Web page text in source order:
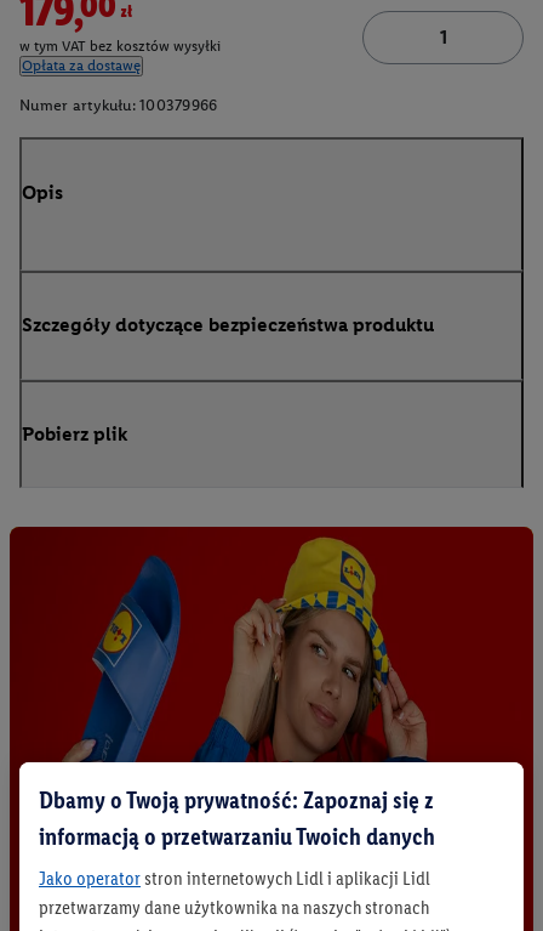
w tym VAT bez kosztów wysyłki
Opłata za dostawę
Numer artykułu: 100379966
Opis
Szczegóły dotyczące bezpieczeństwa produktu
Pobierz plik
Dbamy o Twoją prywatność: Zapoznaj się z
informacją o przetwarzaniu Twoich danych
Jako operatorstron internetowych Lidl i aplikacji Lidl
przetwarzamy dane użytkownika na naszych stronach